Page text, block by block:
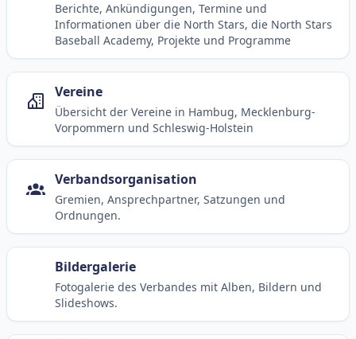
Berichte, Ankündigungen, Termine und
Informationen über die North Stars, die North Stars
Baseball Academy, Projekte und Programme
Vereine
Übersicht der Vereine in Hambug, Mecklenburg-
Vorpommern und Schleswig-Holstein
Verbandsorganisation
Gremien, Ansprechpartner, Satzungen und
Ordnungen.
Bildergalerie
Fotogalerie des Verbandes mit Alben, Bildern und
Slideshows.